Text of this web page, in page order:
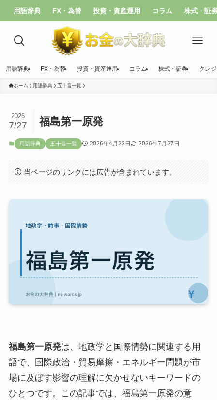
用語辞典 FX・為替 投資・資産運用 コラム 株式・証
用語辞典 FX・為替 投資・資産運用 コラム 株式・証券 クレ
ホーム 用語辞典 五十音一覧
福島第一原発
2026
7/27
用語辞典 五十音一覧 2026年4月23日 2026年7月27日
当ページのリンクには広告が含まれています。
福島第一原発は、地政学と国際情勢に関連する用
語で、国際政治・貿易摩擦・エネルギー問題が市
場に及ぼす影響の理解に欠かせないキーワードの
ひとつです。この記事では、福島第一原発の意